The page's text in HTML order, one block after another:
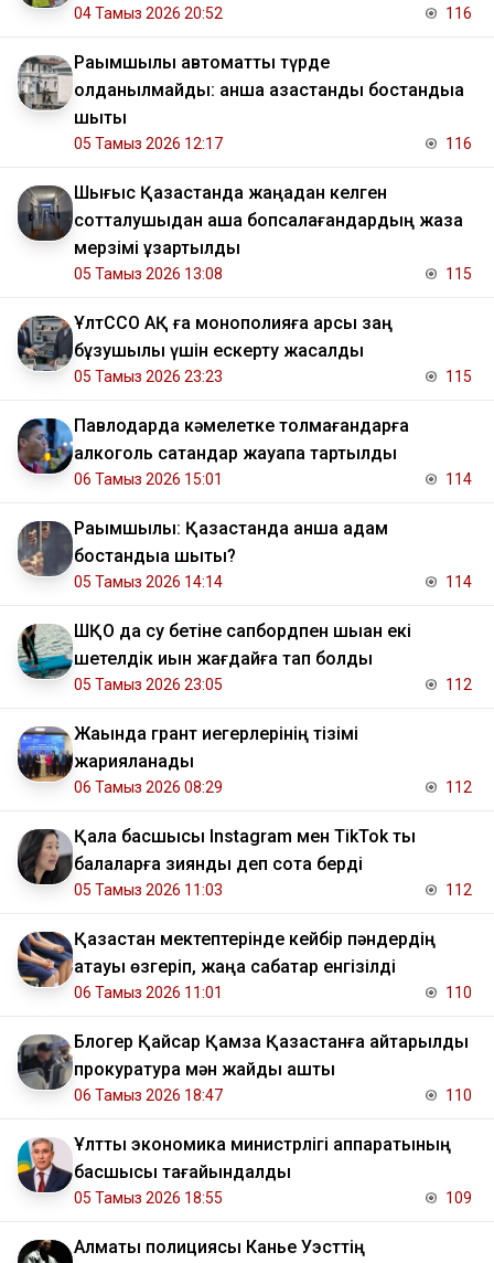
04 Тамыз 2026 20:52 116
Рақымшылық автоматты түрде
қолданылмайды: қанша қазақстандық бостандыққа
шықты
05 Тамыз 2026 12:17 116
Шығыс Қазақстанда жаңадан келген
сотталушыдан ақша бопсалағандардың жаза
мерзімі ұзартылды
05 Тамыз 2026 13:08 115
ҰлтССО АҚ ға монополияға қарсы заң
бұзушылық үшін ескерту жасалды
05 Тамыз 2026 23:23 115
Павлодарда кәмелетке толмағандарға
алкоголь сатқандар жауапқа тартылды
06 Тамыз 2026 15:01 114
Рақымшылық: Қазақстанда қанша адам
бостандыққа шықты?
05 Тамыз 2026 14:14 114
ШҚО да су бетіне сапбордпен шыққан екі
шетелдік қиын жағдайға тап болды
05 Тамыз 2026 23:05 112
Жақында грант иегерлерінің тізімі
жарияланады
06 Тамыз 2026 08:29 112
Қала басшысы Instagram мен TikTok ты
балаларға зиянды деп сотқа берді
05 Тамыз 2026 11:03 112
Қазақстан мектептерінде кейбір пәндердің
атауы өзгеріп, жаңа сабақтар енгізілді
06 Тамыз 2026 11:01 110
Блогер Қайсар Қамза Қазақстанға қайтарылды
прокуратура мән жайды ашты
06 Тамыз 2026 18:47 110
Ұлттық экономика министрлігі аппаратының
басшысы тағайындалды
05 Тамыз 2026 18:55 109
Алматы полициясы Канье Уэсттің